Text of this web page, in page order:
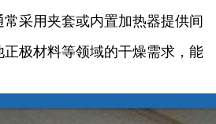
采用夹套或内置加热器提供间
极材料等领域的干燥需求，能